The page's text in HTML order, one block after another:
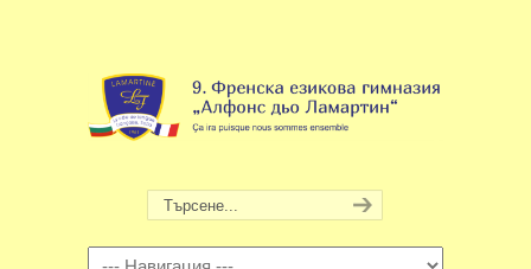
Навигация